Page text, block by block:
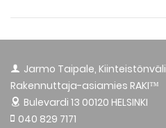
Jarmo Taipale,
Rakennuttaja-asiamies RAKI™
Bulevardi 13 00120 HELSINKI
040 829 7171